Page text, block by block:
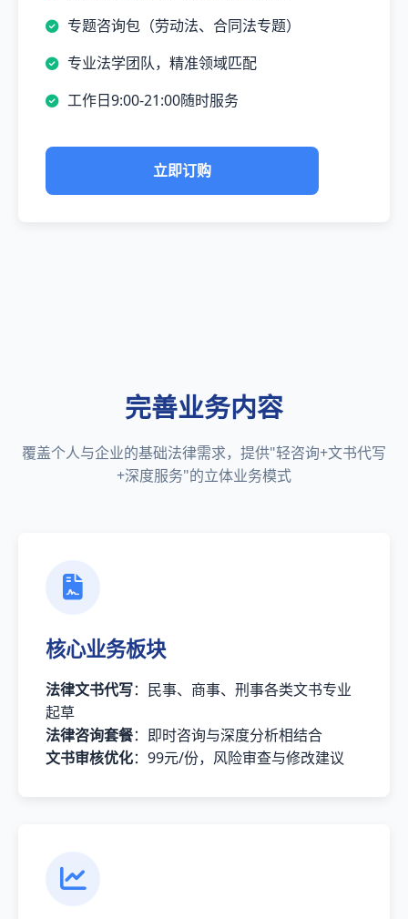
专题咨询包（劳动法、合同法专题）
专业法学团队，精准领域匹配
工作日9:00-21:00随时服务
立即订购
完善业务内容
覆盖个人与企业的基础法律需求，提供"轻咨询+文书代写
+深度服务"的立体业务模式
核心业务板块
法律文书代写：民事、商事、刑事各类文书专业
起草
法律咨询套餐：即时咨询与深度分析相结合
文书审核优化：99元/份，风险审查与修改建议